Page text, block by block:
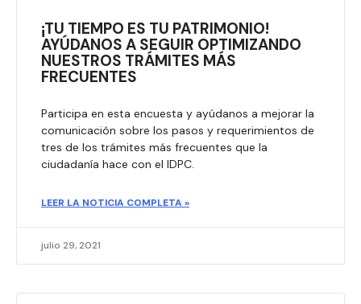
¡TU TIEMPO ES TU PATRIMONIO!
AYÚDANOS A SEGUIR OPTIMIZANDO
NUESTROS TRÁMITES MÁS
FRECUENTES
Participa en esta encuesta y ayúdanos a mejorar la
comunicación sobre los pasos y requerimientos de
tres de los trámites más frecuentes que la
ciudadanía hace con el IDPC.​
LEER LA NOTICIA COMPLETA »
julio 29, 2021